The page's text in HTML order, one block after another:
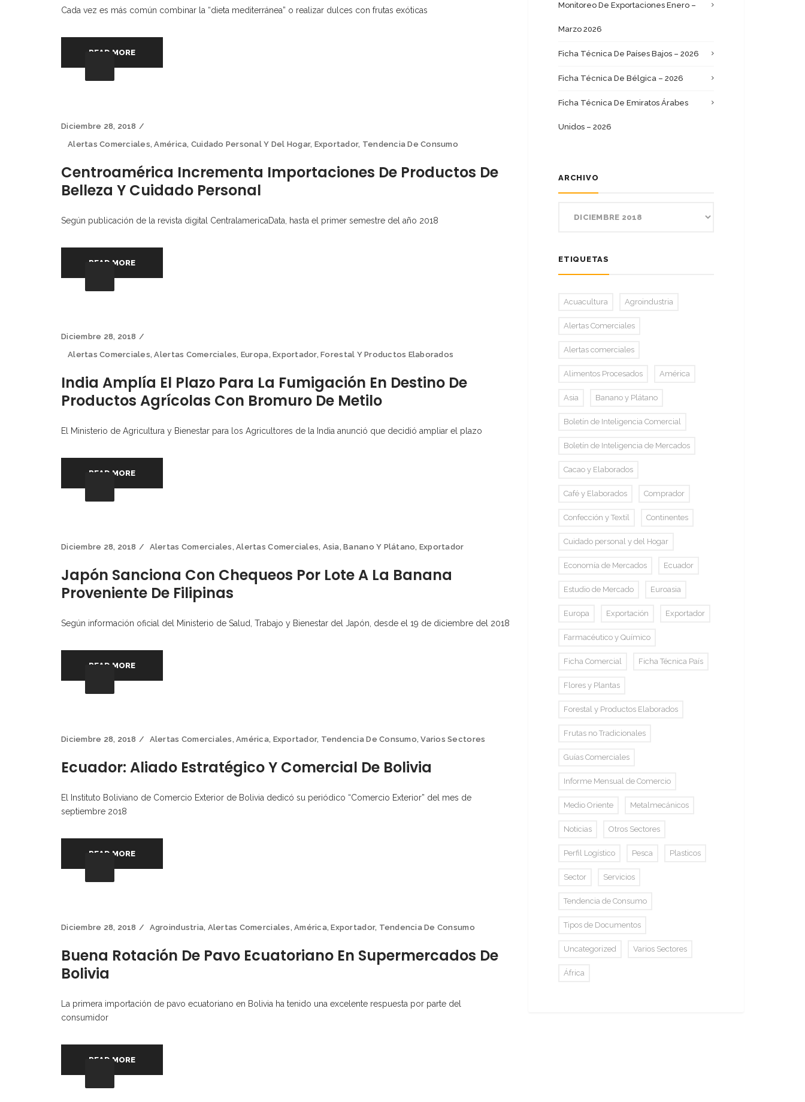
Cada vez es más común combinar la “dieta mediterránea” o realizar dulces con frutas exóticas
READ MORE
Diciembre 28, 2018
Alertas Comerciales,América, Cuidado Personal Y Del Hogar, Exportador, Tendencia De Consumo
Centroamérica Incrementa Importaciones De Productos De
Belleza Y Cuidado Personal
Según publicación de la revista digital CentralamericaData, hasta el primer semestre del año 2018
READ MORE
Diciembre 28, 2018
Alertas Comerciales,Alertas Comerciales, Europa,Exportador,Forestal Y Productos Elaborados
India Amplía El Plazo Para La Fumigación En Destino De
Productos Agrícolas Con Bromuro De Metilo
El Ministerio de Agricultura y Bienestar para los Agricultores de la India anunció que decidió ampliar el plazo
READ MORE
Diciembre 28, 2018 Alertas Comerciales,Alertas Comerciales, Asia,Banano Y Plátano, Exportador
Japón Sanciona Con Chequeos Por Lote A La Banana
Proveniente De Filipinas
Según información oficial del Ministerio de Salud, Trabajo y Bienestar del Japón, desde el 19 de diciembre del 2018
READ MORE
Diciembre 28, 2018 Alertas Comerciales,América, Exportador, Tendencia De Consumo,Varios Sectores
Ecuador: Aliado Estratégico Y Comercial De Bolivia
El Instituto Boliviano de Comercio Exterior de Bolivia dedicó su periódico “Comercio Exterior” del mes de
septiembre 2018
READ MORE
Diciembre 28, 2018 Agroindustria, Alertas Comerciales,América,Exportador, Tendencia De Consumo
Buena Rotación De Pavo Ecuatoriano En Supermercados De
Bolivia
La primera importación de pavo ecuatoriano en Bolivia ha tenido una excelente respuesta por parte del
consumidor
READ MORE
Monitoreo De Exportaciones Enero –
Marzo 2026
Ficha Técnica De Países Bajos – 2026
Ficha Técnica De Bélgica – 2026
Ficha Técnica De Emiratos Árabes
Unidos – 2026
ARCHIVO
ETIQUETAS
Acuacultura Agroindustria
Alertas Comerciales
Alertas comerciales
Alimentos Procesados América
Asia Banano y Plátano
Boletín de Inteligencia Comercial
Boletín de Inteligencia de Mercados
Cacao y Elaborados
Café y Elaborados Comprador
Confección y Textil Continentes
Cuidado personal y del Hogar
Economía de Mercados Ecuador
Estudio de Mercado Euroasia
Europa Exportación Exportador
Farmacéutico y Químico
Ficha Comercial Ficha Técnica País
Flores y Plantas
Forestal y Productos Elaborados
Frutas no Tradicionales
Guías Comerciales
Informe Mensual de Comercio
Medio Oriente Metalmecánicos
Noticias Otros Sectores
Perfil Logístico Pesca Plasticos
Sector Servicios
Tendencia de Consumo
Tipos de Documentos
Uncategorized Varios Sectores
África